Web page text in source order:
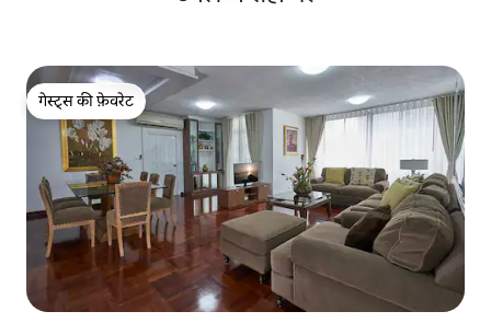
गेस्ट्स की फ़ेवरेट
गेस्ट्स की फ़ेवरेट